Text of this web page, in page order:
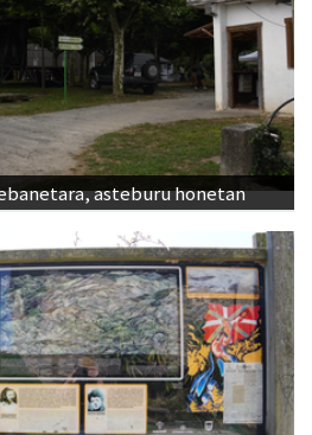
asteburu honetan